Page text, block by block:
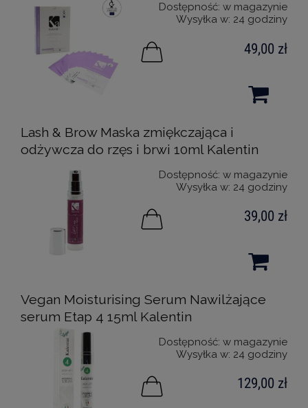
Dostępność: w magazynie
Wysyłka w: 24 godziny
49,00 zł
Lash & Brow Maska zmiękczająca i
odżywcza do rzęs i brwi 10ml Kalentin
Dostępność: w magazynie
Wysyłka w: 24 godziny
39,00 zł
Vegan Moisturising Serum Nawilżające
serum Etap 4 15ml Kalentin
Dostępność: w magazynie
Wysyłka w: 24 godziny
129,00 zł